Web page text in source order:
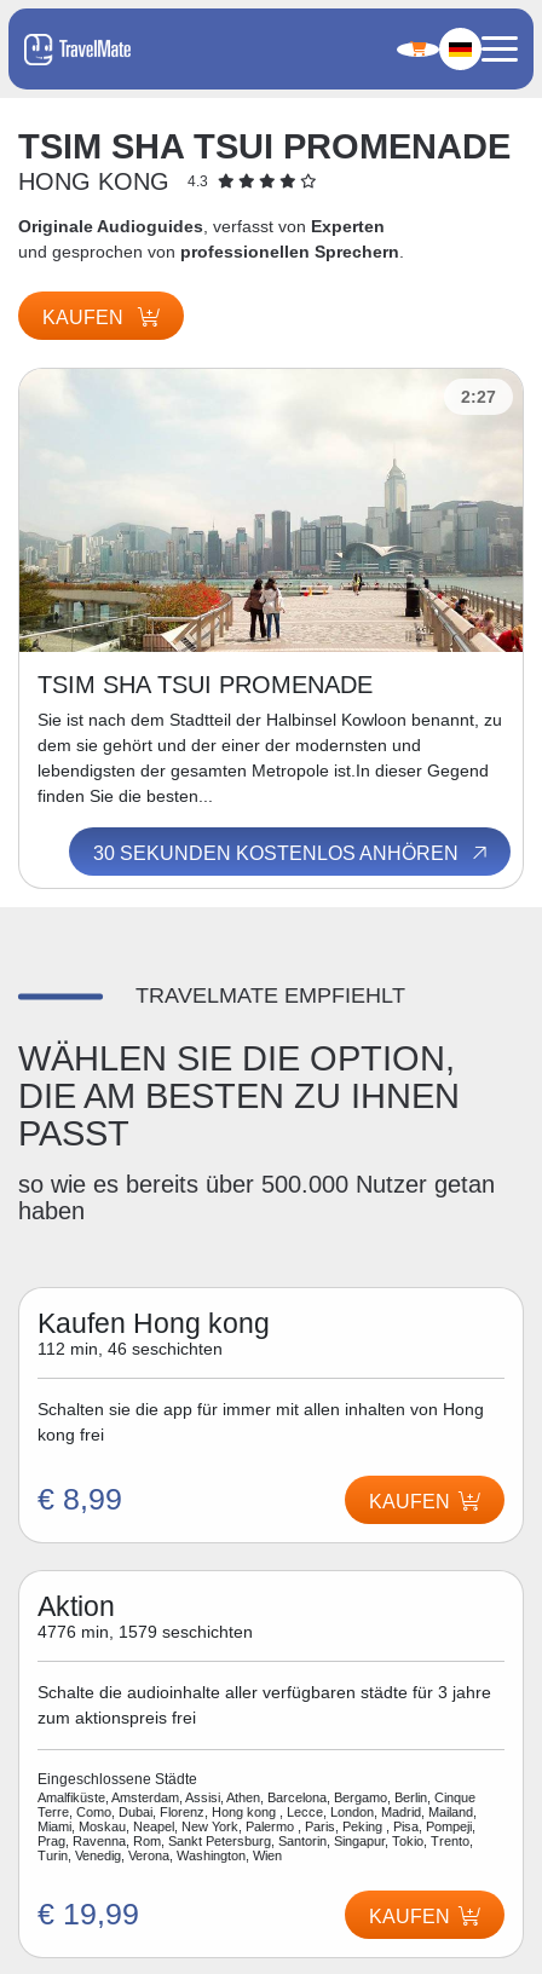
TSIM SHA TSUI PROMENADE
HONG KONG 4.3
Originale Audioguides , verfasst von Experten
und gesprochen von professionellen Sprechern
KAUFEN
2:27
TSIM SHA TSUI PROMENADE
Sie ist nach dem Stadtteil der Halbinsel Kowloon benannt, zu
dem sie gehört und der einer der modernsten und
lebendigsten der gesamten Metropole ist.In dieser Gegend
finden Sie die besten...
30 SEKUNDEN KOSTENLOS ANHÖREN
TRAVELMATE EMPFIEHLT
WÄHLEN SIE DIE OPTION,
DIE AM BESTEN ZU IHNEN
PASST
so wie es bereits über 500.000 Nutzer getan
haben
Kaufen Hong kong
112 min, 46 seschichten
Schalten sie die app für immer mit allen inhalten von Hong
kong frei
€ 8,99 KAUFEN
Aktion
4776 min, 1579 seschichten
Schalte die audioinhalte aller verfügbaren städte für 3 jahre
zum aktionspreis frei
Eingeschlossene Städte
Amalfiküste, Amsterdam, Assisi, Athen, Barcelona, Bergamo, Berlin, Cinque
Terre, Como, Dubai, Florenz, Hong kong , Lecce, London, Madrid, Mailand,
Miami, Moskau, Neapel, New York, Palermo , Paris, Peking , Pisa, Pompeji,
Prag, Ravenna, Rom, Sankt Petersburg, Santorin, Singapur, Tokio, Trento,
Turin, Venedig, Verona, Washington, Wien
€ 19,99 KAUFEN